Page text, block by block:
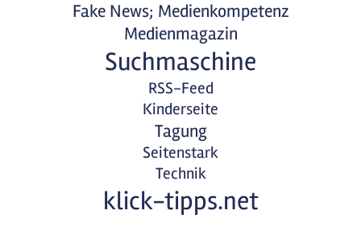
Fake News; Medienkompetenz
Medienmagazin
Suchmaschine
RSS-Feed
Kinderseite
Tagung
Seitenstark
Technik
klick-tipps.net